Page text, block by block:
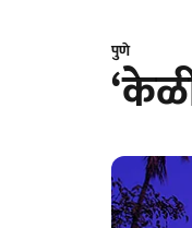
पुणे